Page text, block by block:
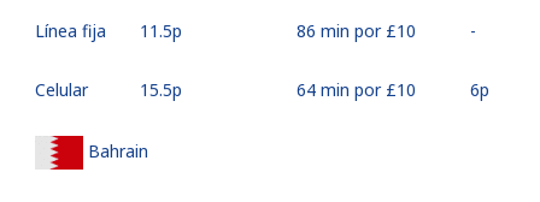
Línea fija ⁦11.5p⁩ 86 min por ⁦£10⁩ -
Celular ⁦15.5p⁩ 64 min por ⁦£10⁩ ⁦6p⁩
Bahrain